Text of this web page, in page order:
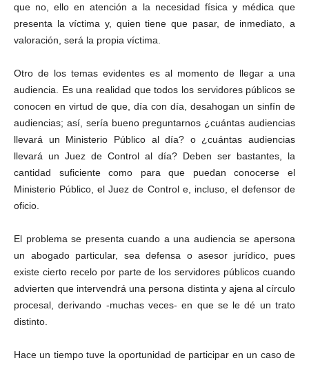
Telegram
que no, ello en atención a la necesidad física y médica que
presenta la víctima y, quien tiene que pasar, de inmediato, a
valoración, será la propia víctima.
Otro de los temas evidentes es al momento de llegar a una
audiencia. Es una realidad que todos los servidores públicos se
conocen en virtud de que, día con día, desahogan un sinfín de
audiencias; así, sería bueno preguntarnos ¿cuántas audiencias
llevará un Ministerio Público al día? o ¿cuántas audiencias
llevará un Juez de Control al día? Deben ser bastantes, la
cantidad suficiente como para que puedan conocerse el
Ministerio Público, el Juez de Control e, incluso, el defensor de
oficio.
El problema se presenta cuando a una audiencia se apersona
un abogado particular, sea defensa o asesor jurídico, pues
existe cierto recelo por parte de los servidores públicos cuando
advierten que intervendrá una persona distinta y ajena al círculo
procesal, derivando -muchas veces- en que se le dé un trato
distinto.
Hace un tiempo tuve la oportunidad de participar en un caso de